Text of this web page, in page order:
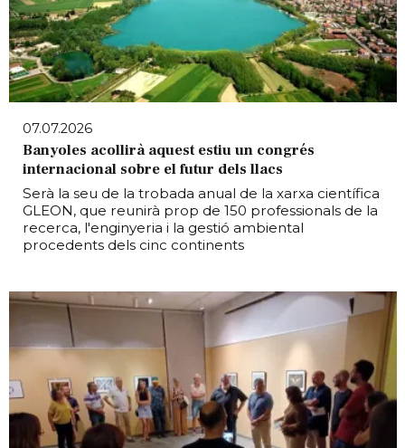
07.07.2026
Banyoles acollirà aquest estiu un congrés
internacional sobre el futur dels llacs
Serà la seu de la trobada anual de la xarxa científica
GLEON, que reunirà prop de 150 professionals de la
recerca, l'enginyeria i la gestió ambiental
procedents dels cinc continents